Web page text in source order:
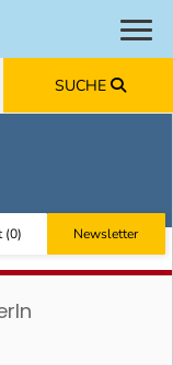
SUCHE
(0) Newsletter